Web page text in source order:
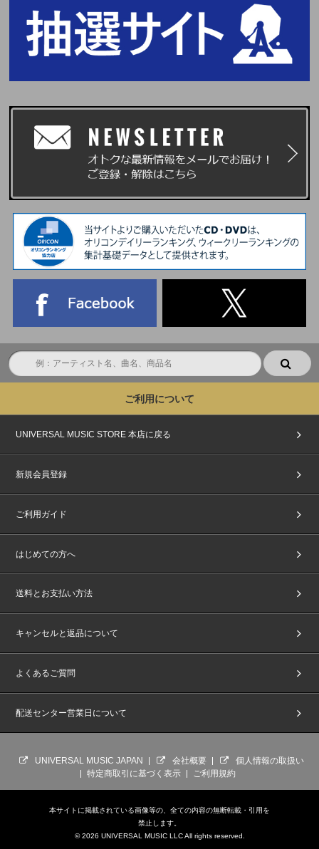
ご利用について
UNIVERSAL MUSIC STORE 本店に戻る
新規会員登録
ご利用ガイド
はじめての方へ
送料とお支払い方法
キャンセルと返品について
よくあるご質問
配送センター営業日について
UNIVERSAL MUSIC JAPAN 会社概要
個人情報の取扱い
特定商取引に基づく表示
ご利用規約
本サイトに掲載されている画像等の、全ての内容の無断転載・引用を
禁止します。
© 2026 UNIVERSAL MUSIC LLC All rights reserved.